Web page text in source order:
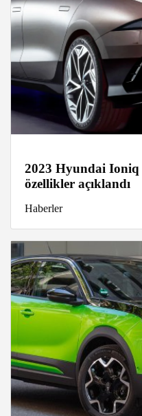
2023 Hyundai
özellikler açıklandı
Haberler